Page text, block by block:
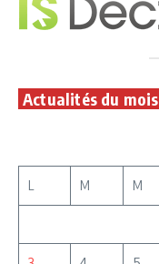
Actualités du mois
L M M